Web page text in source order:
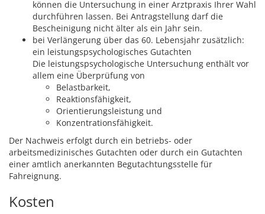
können die Untersuchung in einer Arztpraxis Ihrer Wahl
durchführen lassen. Bei Antragstellung darf die
Bescheinigung nicht älter als ein Jahr sein.
bei Verlängerung über das 60. Lebensjahr zusätzlich:
ein leistungspsychologisches Gutachten
Die leistungspsychologische Untersuchung enthält vor
allem eine Überprüfung von
Belastbarkeit,
Reaktionsfähigkeit,
Orientierungsleistung und
Konzentrationsfähigkeit.
Der Nachweis erfolgt durch ein betriebs- oder
arbeitsmedizinisches Gutachten oder durch ein Gutachten
einer amtlich anerkannten Begutachtungsstelle für
Fahreignung.
Kosten